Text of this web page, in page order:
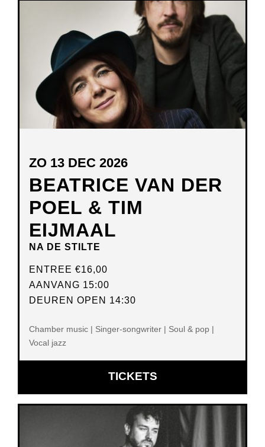
BEATRICE VAN DER
POEL & TIM
EIJMAAL
NA DE STILTE
ZO 13 DEC 2026
ENTREE €16,00
AANVANG 15:00
DEUREN OPEN 14:30
Chamber music | Singer-songwriter | Soul & pop |
Vocal jazz
TICKETSOPENT
IN
NIEUW
VENSTER